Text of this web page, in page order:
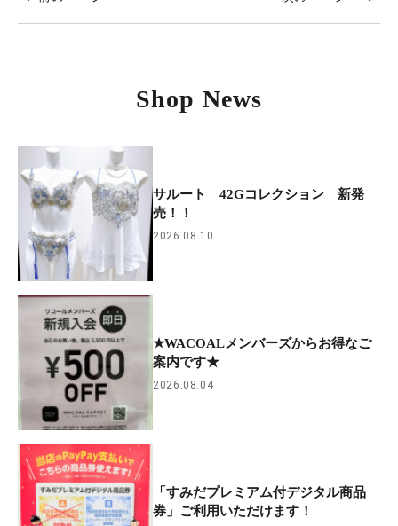
Shop News
サルート 42Gコレクション 新発
売！！
2026.08.10
★WACOALメンバーズからお得なご
案内です★
2026.08.04
「すみだプレミアム付デジタル商品
券」ご利用いただけます！